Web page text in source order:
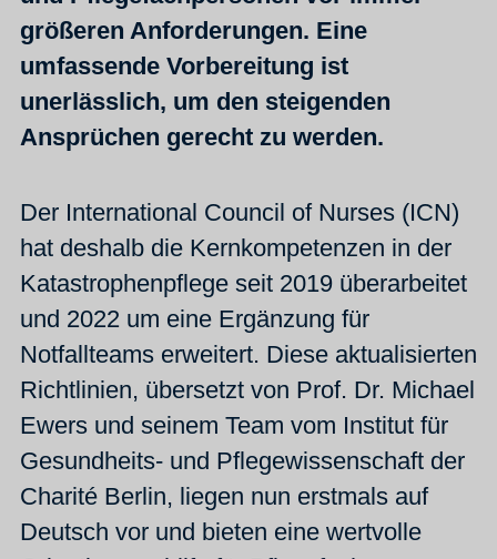
größeren Anforderungen. Eine
umfassende Vorbereitung ist
unerlässlich, um den steigenden
Ansprüchen gerecht zu werden.
Der International Council of Nurses (ICN)
hat deshalb die Kernkompetenzen in der
Katastrophenpflege seit 2019 überarbeitet
und 2022 um eine Ergänzung für
Notfallteams erweitert. Diese aktualisierten
Richtlinien, übersetzt von Prof. Dr. Michael
Ewers und seinem Team vom Institut für
Gesundheits- und Pflegewissenschaft der
Charité Berlin, liegen nun erstmals auf
Deutsch vor und bieten eine wertvolle